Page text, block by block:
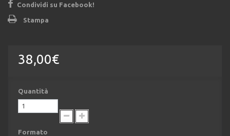
Condividi su Facebook!
Stampa
38,00€
Quantità
Formato